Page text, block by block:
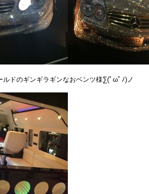
ルドのギンギラギンなおベンツ様∑(ﾟωﾟﾉ)ノ